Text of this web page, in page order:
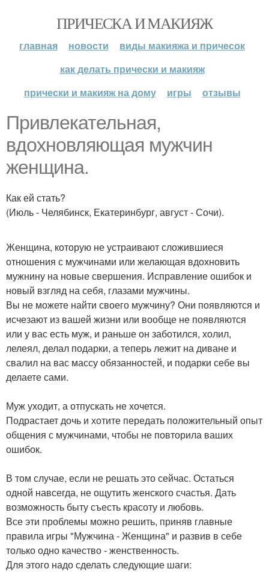
ПРИЧЕСКА И МАКИЯЖ
главная новости
виды макияжа и причесок
как делать прически и макияж
прически и макияж на дому
игры отзывы
Привлекательная,
вдохновляющая мужчин
женщина.
Как ей стать?
(Июль - Челябинск, Екатеринбург, август - Сочи).
Женщина, которую не устраивают сложившиеся
отношения с мужчинами или желающая вдохновить
мужнину на новые свершения. Исправление ошибок и
новый взгляд на себя, глазами мужчины.
Вы не можете найти своего мужчину? Они появляются и
исчезают из вашей жизни или вообще не появляются
или у вас есть муж, и раньше он заботился, холил,
лелеял, делал подарки, а теперь лежит на диване и
свалил на вас массу обязанностей, и подарки себе вы
делаете сами.
Муж уходит, а отпускать не хочется.
Подрастает дочь и хотите передать положительный опыт
общения с мужчинами, чтобы не повторила ваших
ошибок.
В том случае, если не решать это сейчас. Остаться
одной навсегда, не ощутить женского счастья. Дать
возможность быту съесть красоту и любовь.
Все эти проблемы можно решить, приняв главные
правила игры "Мужчина - Женщина" и развив в себе
только одно качество - женственность.
Для этого надо сделать следующие шаги: